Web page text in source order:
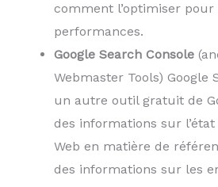
comment l’optimiser
performances.
Google Search Console
Webmaster Tools) Google
un autre outil gratuit de
des informations sur
Web en matière de
des informations sur les